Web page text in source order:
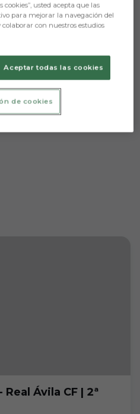
Real Ávila CF | 2ª
usted acepta que las
para mejorar la navegación del
con nuestros estudios
Aceptar todas las cookies
de cookies